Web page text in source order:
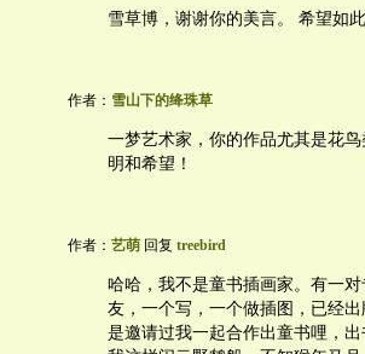
雪草博，谢谢你的美言。 希望如此
作者： 雪山下的绛珠草
一梦艺术家，你的作品尤其是花
明和希望！
作者： 艺萌 回复 treebird
哈哈，我不是童书插画家。有一
友，一个写，一个做插图，已经
是邀请过我一起合作出童书哩，